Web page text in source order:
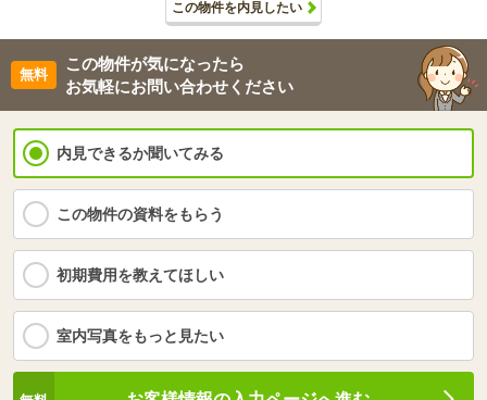
この物件を内見したい
この物件が気になったら
お気軽にお問い合わせください
内見できるか聞いてみる
この物件の資料をもらう
初期費用を教えてほしい
室内写真をもっと見たい